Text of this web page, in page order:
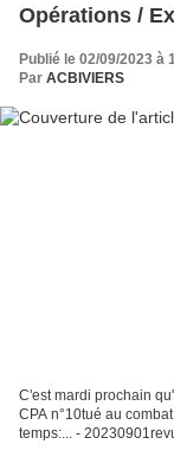
Opérations /
Publié le 02/09/2023 à
Par ACBIVIERS
C'est mardi prochain
CPA n°10tué au
temps:... - 20230901revuedepressedefense.pdf La stupeur lors du